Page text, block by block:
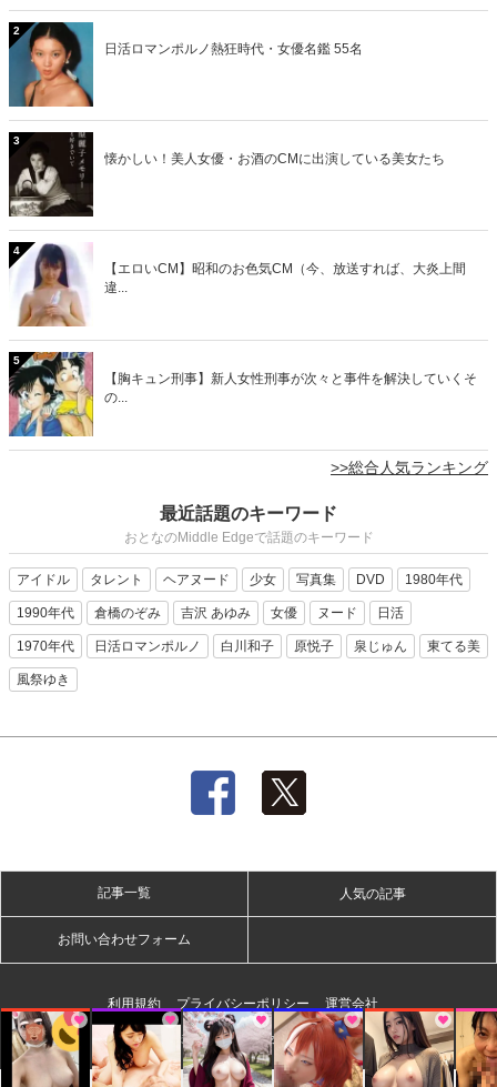
2
日活ロマンポルノ熱狂時代・女優名鑑 55名
3
懐かしい！美人女優・お酒のCMに出演している美女たち
4
【エロいCM】昭和のお色気CM（今、放送すれば、大炎上間
違...
5
【胸キュン刑事】新人女性刑事が次々と事件を解決していくそ
の...
>>総合人気ランキング
最近話題のキーワード
おとなのMiddle Edgeで話題のキーワード
アイドル タレント ヘアヌード 少女 写真集 DVD 1980年代
1990年代 倉橋のぞみ 吉沢 あゆみ 女優 ヌード 日活
1970年代 日活ロマンポルノ 白川和子 原悦子 泉じゅん 東てる美
風祭ゆき
記事一覧 人気の記事
お問い合わせフォーム
利用規約 プライバシーポリシー 運営会社
株式会社ディー・オー・エム